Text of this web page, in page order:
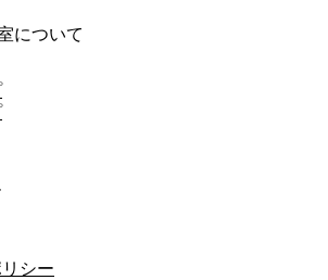
について
シー